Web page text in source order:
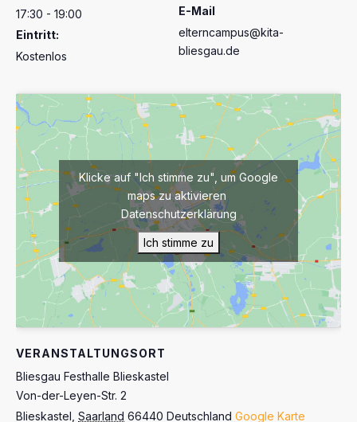
17:30 - 19:00
Eintritt:
Kostenlos
E-Mail
elterncampus@kita-
bliesgau.de
VERANSTALTUNGSORT
Bliesgau Festhalle Blieskastel
Von-der-Leyen-Str. 2
Blieskastel, Saarland 66440 Deutschland Google Karte
Klicke auf "Ich stimme zu", um Google
maps zu aktivieren
Datenschutzerklärung
Ich stimme zu